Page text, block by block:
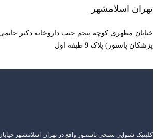
تهران اسلامشهر
خیابان مطهری کوچه پنجم جنب داروخانه دکتر
پزشکان پاستور) پلاک 9 طبقه اول
کلینیک شنوایی سنجی پاستـور واقع در تهران اسلامشهر